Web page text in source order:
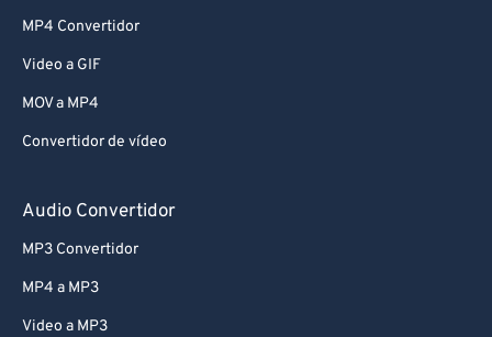
MP4 Convertidor
Video a GIF
MOV a MP4
Convertidor de vídeo
Audio Convertidor
MP3 Convertidor
MP4 a MP3
Video a MP3